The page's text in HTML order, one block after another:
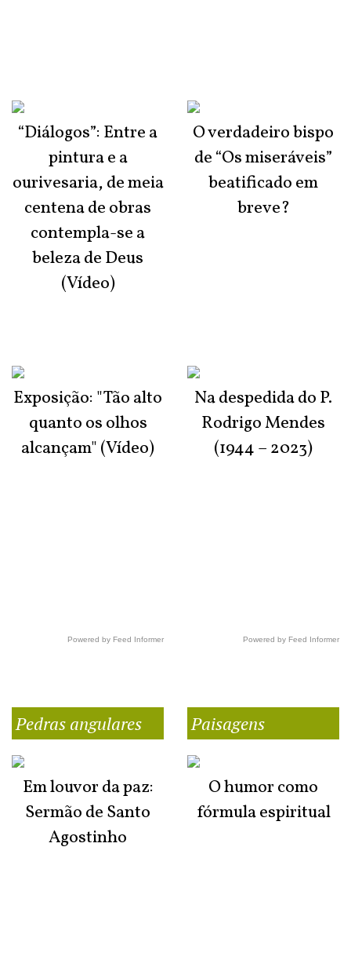
“Diálogos”: Entre a
pintura e a
ourivesaria, de meia
centena de obras
contempla-se a
beleza de Deus
(Vídeo)
Exposição: "Tão alto
quanto os olhos
alcançam" (Vídeo)
Powered by Feed Informer
O verdadeiro bispo
de “Os miseráveis”
beatificado em
breve?
Na despedida do P.
Rodrigo Mendes
(1944 – 2023)
Powered by Feed Informer
Pedras angulares
Em louvor da paz:
Sermão de Santo
Agostinho
Paisagens
O humor como
fórmula espiritual